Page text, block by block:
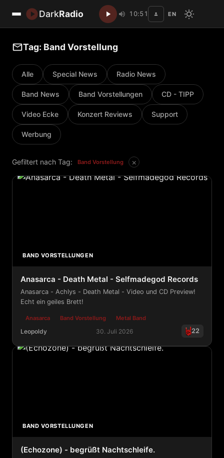
DarkRadio 10:51 EN
Tag: Band Vorstellung
Alle Special News Radio News
Band News Band Vorstellungen CD - TIPP
Video Ecke Konzert Reviews Support
Werbung
Gefiltert nach Tag: Band Vorstellung ×
BAND VORSTELLUNGEN
Anasarca - Death Metal - Selfmadegod Records
Anasarca - Achlys - Death Metal - Video und CD Preview!
Echt ein geiles Brett!
Anasarca Band Vorstellung Metal Band
Leopoldy 30. Juli 2026 22
Anasarca - Death Metal - Selfmadegod Records
BAND VORSTELLUNGEN
(Echozone) - begrüßt Nachtschleife.